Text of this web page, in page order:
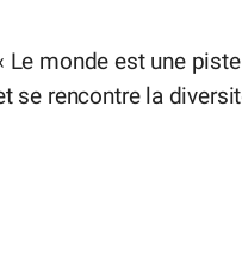
Le monde est une
se rencontre la